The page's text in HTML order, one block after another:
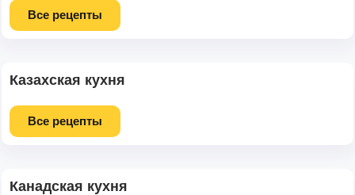
Все рецепты
Казахская кухня
Все рецепты
Канадская кухня